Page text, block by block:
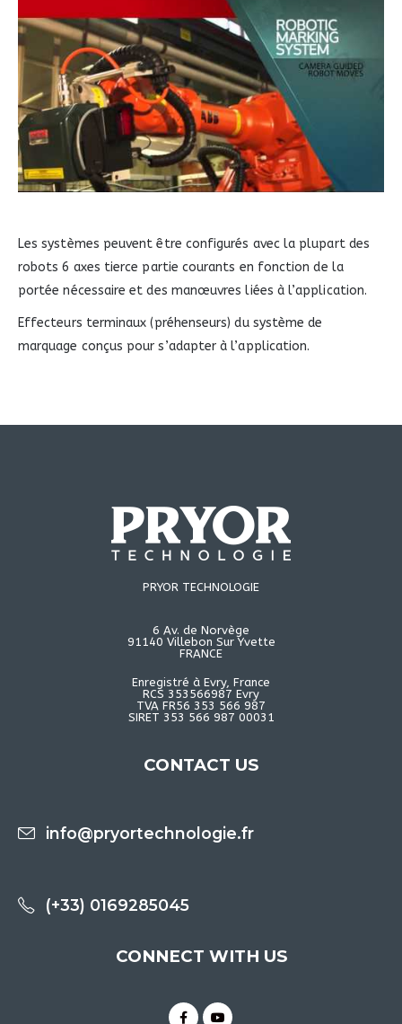
Les systèmes peuvent être configurés avec la plupart des
robots 6 axes tierce partie courants en fonction de la
portée nécessaire et des manœuvres liées à l’application.
Effecteurs terminaux (préhenseurs) du système de
marquage conçus pour s’adapter à l’application.
PRYOR TECHNOLOGIE
6 Av. de Norvège
91140 Villebon Sur Yvette
FRANCE
Enregistré à Evry, France
RCS 353566987 Evry
TVA FR56 353 566 987
SIRET 353 566 987 00031
CONTACT US
info@pryortechnologie.fr
(+33) 0169285045
CONNECT WITH US